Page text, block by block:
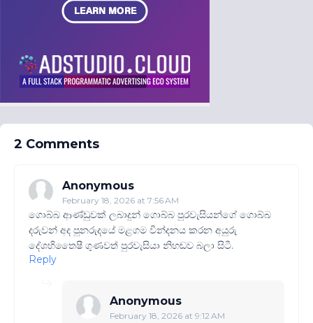
2 Comments
Anonymous
February 18, 2026 at 7:56 AM
ගොබ්බ ආණ්ඩුවක් ලබාදුන් ගොබ්බ පුරවැසියන්ගේ ගොබ්බ
දරුවන් අද පුනරුදයේ මළගම වින්දනය කරන අයුරු
දේශහිතෛෂී ගුණවත් පුරවැසියා නිහඬව බලා සිටී.
Reply
Anonymous
February 18, 2026 at 9:12 AM